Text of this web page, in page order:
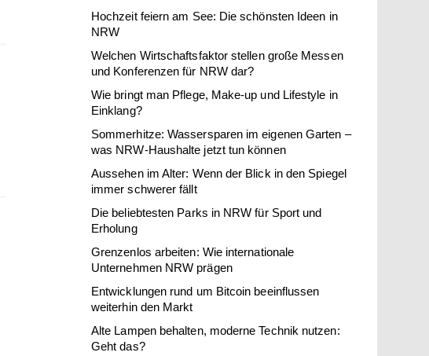
Hochzeit feiern am See: Die schönsten Ideen in
NRW
Welchen Wirtschaftsfaktor stellen große Messen
und Konferenzen für NRW dar?
Wie bringt man Pflege, Make-up und Lifestyle in
Einklang?
Sommerhitze: Wassersparen im eigenen Garten –
was NRW-Haushalte jetzt tun können
Aussehen im Alter: Wenn der Blick in den Spiegel
immer schwerer fällt
Die beliebtesten Parks in NRW für Sport und
Erholung
Grenzenlos arbeiten: Wie internationale
Unternehmen NRW prägen
Entwicklungen rund um Bitcoin beeinflussen
weiterhin den Markt
Alte Lampen behalten, moderne Technik nutzen:
Geht das?